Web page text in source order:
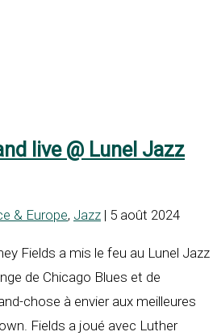
live @ Lunel Jazz
& Europe, Jazz | 5 août 2024
Fields a mis le feu au Lunel Jazz
de Chicago Blues et de
chose à envier aux meilleures
Fields a joué avec Luther